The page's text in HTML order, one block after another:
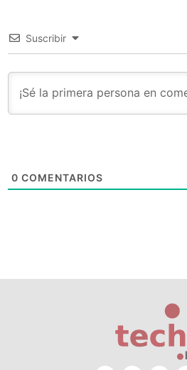
Suscribir
0 COMENTARIOS